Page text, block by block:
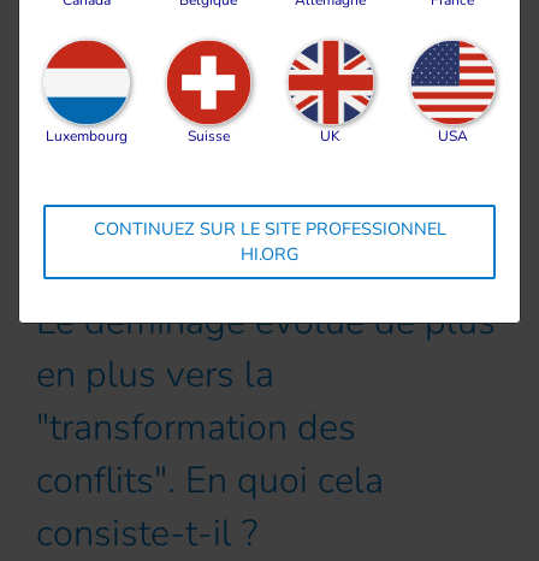
économique. Les champs contaminés ne peuvent
plus être cultivés, les marchés ne peuvent plus être
tenus et les gens sont moins à même de se
déplacer d'un village à l'autre car le voyage est
d'explosifs est un premier pas essentiel vers la
reconstruction des communautés.
Le déminage évolue de plus
en plus vers la
"transformation des
conflits". En quoi cela
consiste-t-il ?
Luxembourg Suisse UK USA
CONTINUEZ SUR LE SITE PROFESSIONNEL
HI.ORG